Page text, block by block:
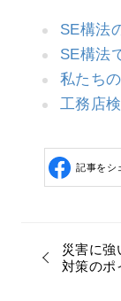
SE構法
SE構法
私たち
工務店
記事をシ
災害に強
対策のポ